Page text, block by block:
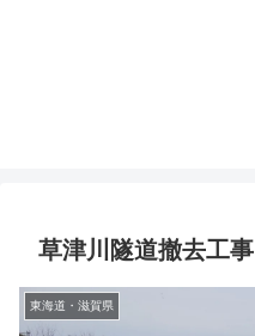
草津川隧道撤去工事
東海道・滋賀県